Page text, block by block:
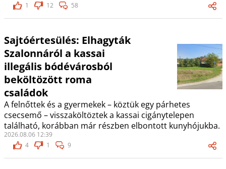
1
12 58
Sajtóértesülés: Elhagyták
Szalonnáról a kassai
illegális bódévárosból
beköltözött roma
családok
A felnőttek és a gyermekek – köztük egy párhetes
csecsemő – visszaköltöztek a kassai cigánytelepen
található, korábban már részben elbontott kunyhójukba.
2026.08.06 12:39
4
1 9